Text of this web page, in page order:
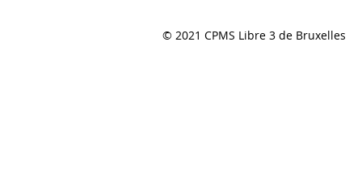
© 2021 CPMS Libre 3 de Bruxelles